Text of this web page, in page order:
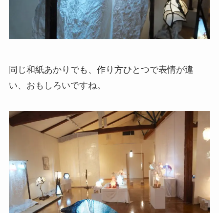
同じ和紙あかりでも、作り方ひとつで表情が違
い、おもしろいですね。